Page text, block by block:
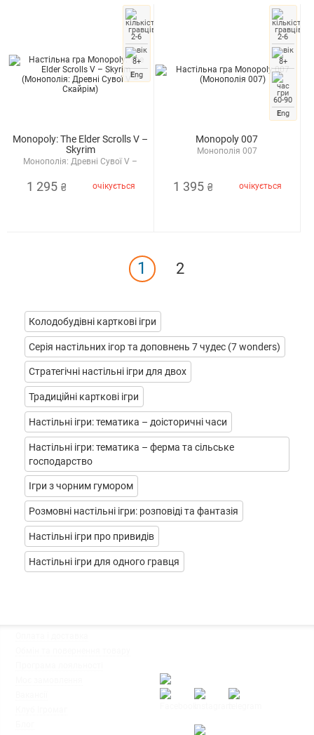
Колодобудівні карткові ігри
Серія настільних ігор та доповнень 7 чудес (7 wonders)
Стратегічні настільні ігри для двох
Традиційні карткові ігри
Настільні ігри: тематика – доісторичні часи
Настільні ігри: тематика – ферма та сільське
господарство
Ігри з чорним гумором
Розмовні настільні ігри: розповіді та фантазія
Настільні ігри про привидів
Настільні ігри для одного гравця
Monopoly: The Elder Scrolls V –
Skyrim
Монополія: Древні Сувої V –
2-6
8+
Eng
1 295 ₴ очікується
Monopoly 007
Монополія 007
2-6
8+
60-90
Eng
1 395 ₴ очікується
1 2